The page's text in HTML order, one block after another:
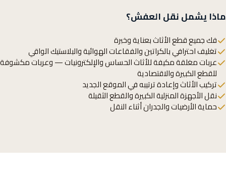
ماذا يشمل نقل العفش؟
فك جميع قطع الأثاث بعناية وخبرة
تغليف احترافي بالكراتين والفقاعات الهوائية والبلاستيك الواقي
عربات مغلقة مكيفة للأثاث الحساس والإلكترونيات — وعربات مكشوفة
للقطع الكبيرة والاقتصادية
تركيب الأثاث وإعادة ترتيبه في الموقع الجديد
نقل الأجهزة المنزلية الكبيرة والقطع الثقيلة
حماية الأرضيات والجدران أثناء النقل